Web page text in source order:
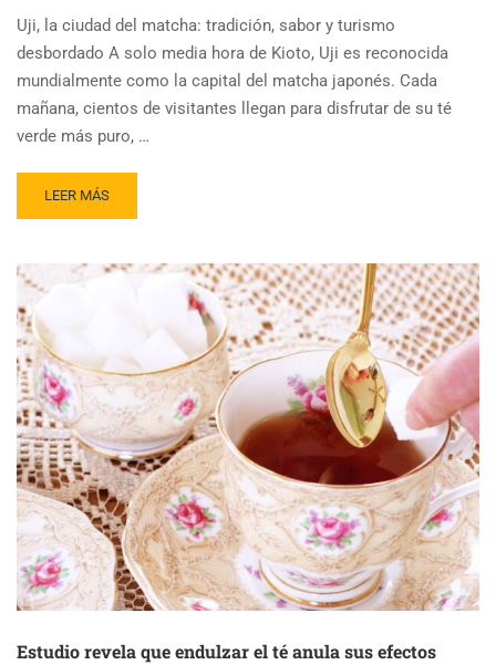
Uji, la ciudad del matcha: tradición, sabor y turismo
desbordado A solo media hora de Kioto, Uji es reconocida
mundialmente como la capital del matcha japonés. Cada
mañana, cientos de visitantes llegan para disfrutar de su té
verde más puro, …
READ
MORE
DEL
MATCHA
EN
KIOTO
QUE
SUFRE
POR
EL
TURISMO
LEER MÁS
Estudio revela que endulzar el té anula sus efectos